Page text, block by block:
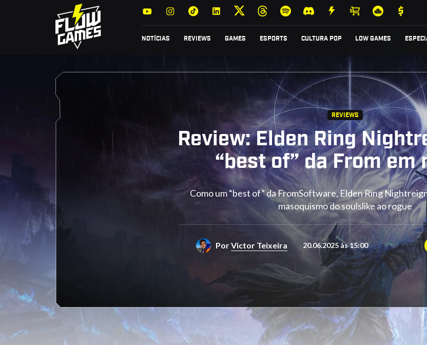
NOTÍCIAS REVIEWS GAMES ESPORTS CULTURA POP LOW GAMES
REVIEWS
Review: Elden Ring
“best of” da From em
Como um “best of” da FromSoftware, Elden Ring
masoquismo do soulslike ao rogue
PorVictor Teixeira 20.06.2025 às 15:00